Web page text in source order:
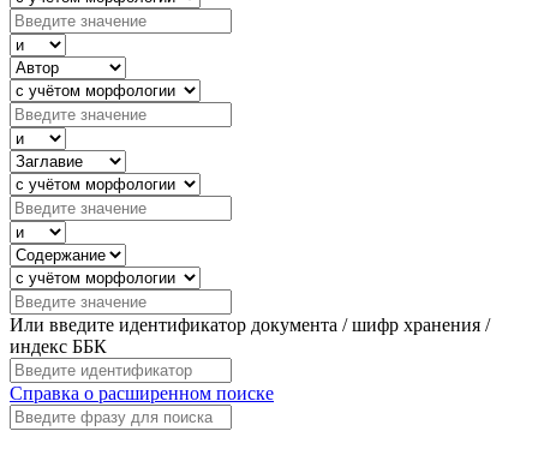
Или введите идентификатор документа / шифр хранения /
индекс ББК
Справка о расширенном поиске